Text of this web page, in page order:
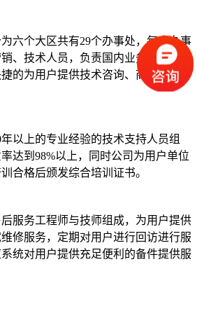
六个大区共有29个办事处，每个办事
、技术人员，负责国内业务以及售后
的为用户提供技术咨询、商务洽谈等
以上的专业经验的技术支持人员组
达到98%以上，同时公司为用户单位
合格后颁发综合培训证书。
服务工程师与技师组成，为用户提供
修服务，定期对用户进行回访进行服
统对用户提供充足便利的备件提供服